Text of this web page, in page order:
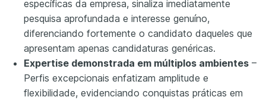
específicas da empresa, sinaliza imediatamente
pesquisa aprofundada e interesse genuíno,
diferenciando fortemente o candidato daqueles que
apresentam apenas candidaturas genéricas.
Expertise demonstrada em múltiplos ambientes –
Perfis excepcionais enfatizam amplitude e
flexibilidade, evidenciando conquistas práticas em